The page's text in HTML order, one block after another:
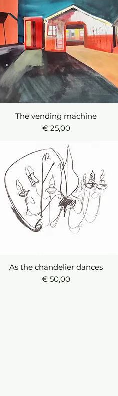
Snel overzicht
The vending machine
Prijs
€ 25,00
Snel overzicht
As the chandelier dances
Prijs
€ 50,00